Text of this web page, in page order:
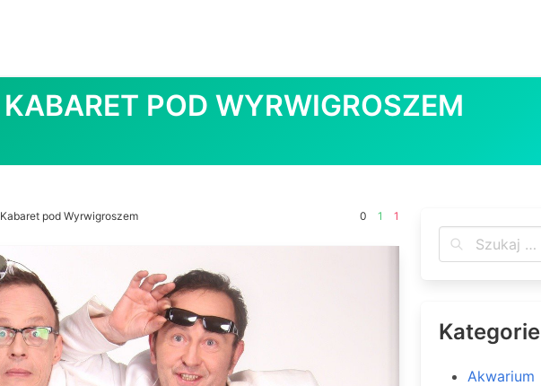
KABARET POD WYRWIGROSZEM
Kabaret pod Wyrwigroszem 0 1 1
Kategorie
Akwarium